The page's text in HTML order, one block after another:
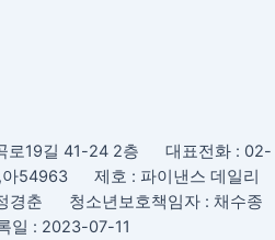
로19길 41-24 2층 대표전화 : 02-
54963 제호 : 파이낸스 데일리
경춘 청소년보호책임자 : 채수종
: 2023-07-11